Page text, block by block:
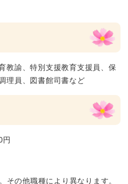
教諭、特別支援教育支援員、保
理員、図書館司書など
円
その他職種により異なります。